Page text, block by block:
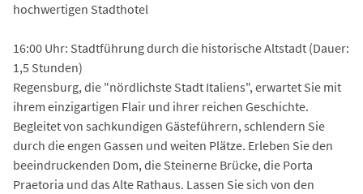
hochwertigen Stadthotel
16:00 Uhr: Stadtführung durch die historische Altstadt (Dauer:
1,5 Stunden)
Regensburg, die "nördlichste Stadt Italiens", erwartet Sie mit
ihrem einzigartigen Flair und ihrer reichen Geschichte.
Begleitet von sachkundigen Gästeführern, schlendern Sie
durch die engen Gassen und weiten Plätze. Erleben Sie den
beeindruckenden Dom, die Steinerne Brücke, die Porta
Praetoria und das Alte Rathaus. Lassen Sie sich von den